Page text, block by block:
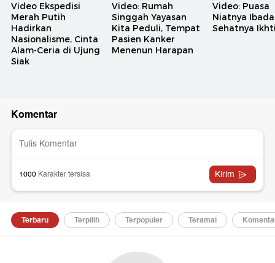
Video Ekspedisi
Merah Putih
Hadirkan
Nasionalisme, Cinta
Alam-Ceria di Ujung
Siak
Video: Rumah
Singgah Yayasan
Kita Peduli, Tempat
Pasien Kanker
Menenun Harapan
Video: Puasa
Niatnya
Sehatnya